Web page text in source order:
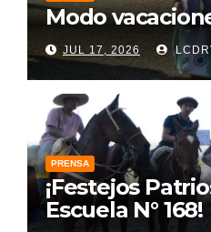
Modo
JUL 17, 2026
PRENSA
¡Festejos
Escuela N° 168!